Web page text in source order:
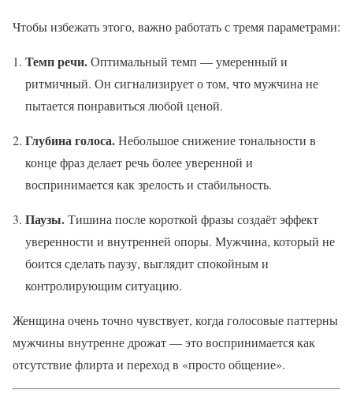
Чтобы избежать этого, важно работать с тремя параметрами:
Темп речи.Оптимальный темп — умеренный и
ритмичный. Он сигнализирует о том, что мужчина не
пытается понравиться любой ценой.
Глубина голоса.Небольшое снижение тональности в
конце фраз делает речь более уверенной и
воспринимается как зрелость и стабильность.
Паузы.Тишина после короткой фразы создаёт эффект
уверенности и внутренней опоры. Мужчина, который не
боится сделать паузу, выглядит спокойным и
контролирующим ситуацию.
Женщина очень точно чувствует, когда голосовые паттерны
мужчины внутренне дрожат — это воспринимается как
отсутствие флирта и переход в «просто общение».